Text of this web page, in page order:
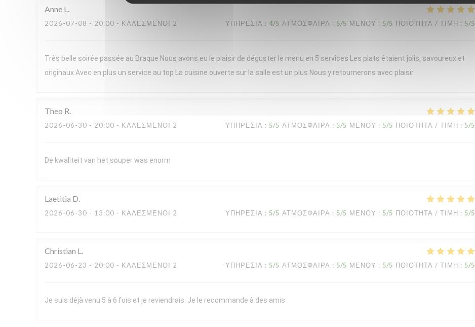
Anne L
2026-07-08 - 20:00 - ΚΑΛΕΣΜΈΝΟΙ 2 ΥΠΗΡΕΣΊΑ : 4/5 ΑΤΜΌΣΦΑΙΡΑ : 5/5 ΜΕΝΟΎ : 5/5 ΠΟΙΌΤΗΤΑ / ΤΙΜΉ : 5/5
Très belle soirée passée au Braque Nous avons eu le plaisir de déguster le menu en 5 services Les plats étaient jolis, savoureux et
originaux Avec en plus un service au top La cuisine ouverte sur la salle est un plus Nous y retournerons avec plaisir
Theo R
2026-06-30 - 20:00 - ΚΑΛΕΣΜΈΝΟΙ 2 ΥΠΗΡΕΣΊΑ : 5/5 ΑΤΜΌΣΦΑΙΡΑ : 5/5 ΜΕΝΟΎ : 5/5 ΠΟΙΌΤΗΤΑ / ΤΙΜΉ : 5/5
De kwaliteit van het souper was enorm
Laetitia D
2026-06-30 - 13:00 - ΚΑΛΕΣΜΈΝΟΙ 2 ΥΠΗΡΕΣΊΑ : 5/5 ΑΤΜΌΣΦΑΙΡΑ : 5/5 ΜΕΝΟΎ : 5/5 ΠΟΙΌΤΗΤΑ / ΤΙΜΉ : 5/5
Christian L
2026-06-23 - 20:00 - ΚΑΛΕΣΜΈΝΟΙ 2 ΥΠΗΡΕΣΊΑ : 5/5 ΑΤΜΌΣΦΑΙΡΑ : 5/5 ΜΕΝΟΎ : 5/5 ΠΟΙΌΤΗΤΑ / ΤΙΜΉ : 5/5
Je suis déjà venu 5 à 6 fois et je reviendrais. Je le recommande à des amis